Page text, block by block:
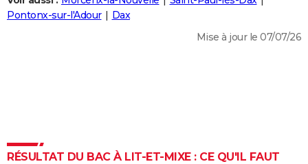
Destinations
City break
Voyage nature
Voyage de noces
Forum
Climat
+
PHOTO
Dictionnaire
Biographies
Citations
Expressions
Proverbes
PROGRAMME TV
Pontonx-sur-l'Adour
Dax
Mise à jour le 07/07/26
RÉSULTAT DU BAC À LIT-ET-MIXE : CE QU'IL FAUT